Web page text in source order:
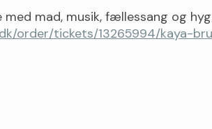
mad, musik, fællessang og
order/tickets/13265994/kaya-